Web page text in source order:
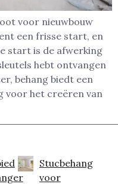
voor nieuwbouw
een frisse start, en
start is de afwerking
hebt ontvangen
behang biedt een
voor het creëren van
Stucbehang
voor